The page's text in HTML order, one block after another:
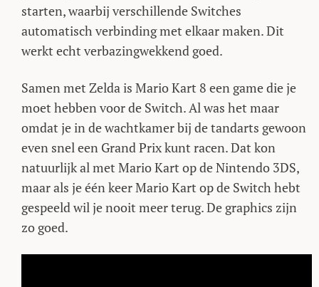
starten, waarbij verschillende Switches
automatisch verbinding met elkaar maken. Dit
werkt echt verbazingwekkend goed.
Samen met Zelda is Mario Kart 8 een game die je
moet hebben voor de Switch. Al was het maar
omdat je in de wachtkamer bij de tandarts gewoon
even snel een Grand Prix kunt racen. Dat kon
natuurlijk al met Mario Kart op de Nintendo 3DS,
maar als je één keer Mario Kart op de Switch hebt
gespeeld wil je nooit meer terug. De graphics zijn
zo goed.